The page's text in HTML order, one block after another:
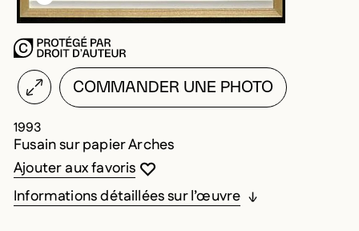
COMMANDER UNE PHOTO
1993
Fusain sur papier Arches
Vous devez être connecté pour ajouter
Fermer la modale
Ouvrir la modale
Ajouter aux favoris
Informations détaillées sur l’œuvre